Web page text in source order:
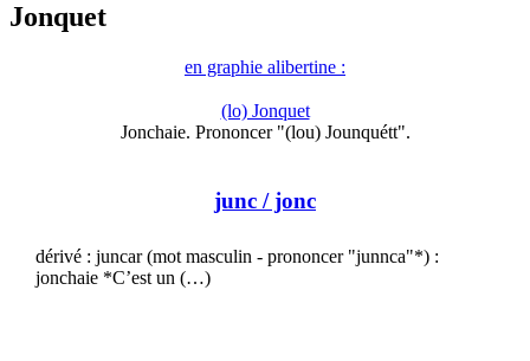
Jonquet
en graphie alibertine :
(lo) Jonquet
Jonchaie. Prononcer "(lou) Jounquétt".
junc / jonc
dérivé : juncar (mot masculin - prononcer "junnca"*) :
jonchaie *C’est un (…)